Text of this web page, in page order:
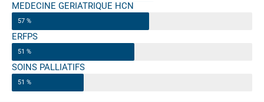
MEDECINE GERIATRIQUE HCN
57 %
ERFPS
51 %
SOINS PALLIATIFS
51 %